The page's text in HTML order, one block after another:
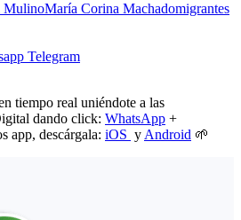
MulinoMaría Corina Machadomigrantes
Telegram
tiempo real uniéndote a las
dando click: WhatsApp +
app, descárgala: iOS y Android 🌱